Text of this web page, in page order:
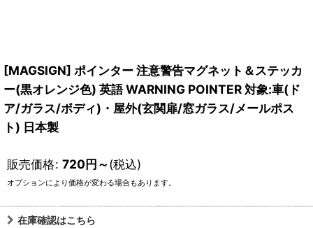
[MAGSIGN] ポインター 注意警告マグネット＆ステッカ
ー(黒オレンジ色) 英語 WARNING POINTER 対象:車(ド
ア/ガラス/ボディ)・屋外(玄関扉/窓ガラス/メールポス
ト) 日本製
販売価格: 720円～(税込)
オプションにより価格が変わる場合もあります。
在庫確認はこちら